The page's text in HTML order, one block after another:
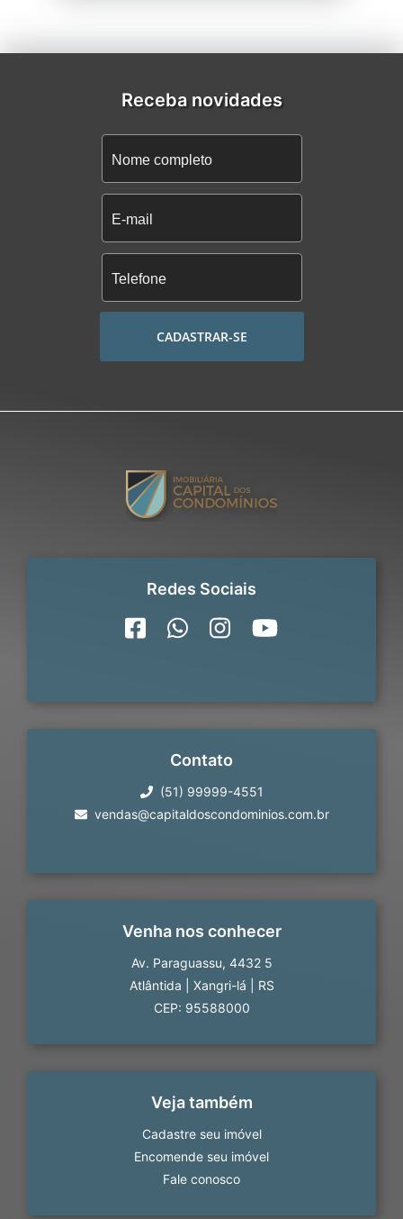
Receba novidades
CADASTRAR-SE
Redes Sociais
Contato
(51) 99999-4551
vendas@capitaldoscondominios.com.br
Venha nos conhecer
Av. Paraguassu, 4432 5
Atlântida
Xangri-lá
RS
CEP: 95588000
Veja também
Cadastre seu imóvel
Encomende seu imóvel
Fale conosco